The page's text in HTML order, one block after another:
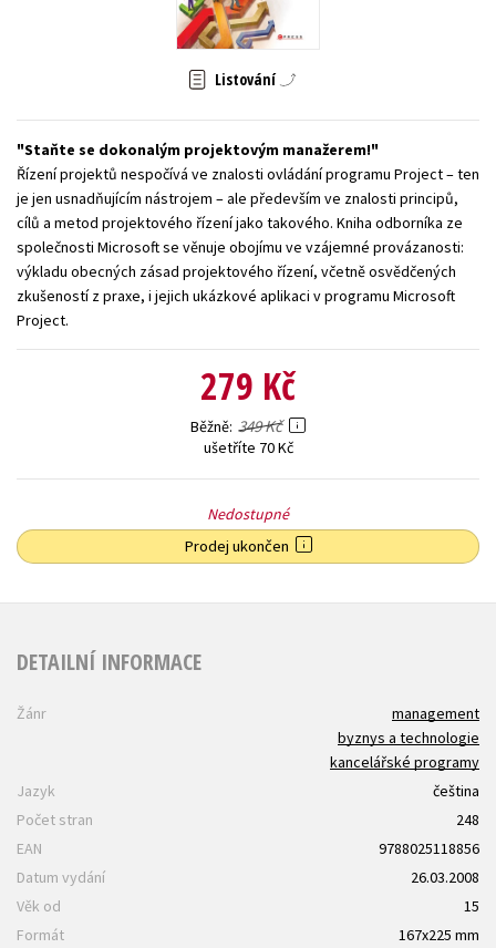
Zahraniční literatura
Všechny tituly
Listování
Staňte se dokonalým projektovým manažerem!
Řízení projektů nespočívá ve znalosti ovládání programu Project – ten
je jen usnadňujícím nástrojem – ale především ve znalosti principů,
cílů a metod projektového řízení jako takového. Kniha odborníka ze
společnosti Microsoft se věnuje obojímu ve vzájemné provázanosti:
výkladu obecných zásad projektového řízení, včetně osvědčených
zkušeností z praxe, i jejich ukázkové aplikaci v programu Microsoft
Project.
279 Kč
Běžně 349 Kč
ušetříte 70 Kč
Nedostupné
Prodej ukončen
DETAILNÍ INFORMACE
Žánr
management
byznys a technologie
kancelářské programy
Jazyk
čeština
Počet stran
248
EAN
9788025118856
Datum vydání
26.03.2008
Věk od
15
Formát
167x225 mm